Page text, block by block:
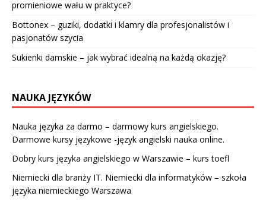
promieniowe wału w praktyce?
Bottonex – guziki, dodatki i klamry dla profesjonalistów i
pasjonatów szycia
Sukienki damskie – jak wybrać idealną na każdą okazję?
NAUKA JĘZYKÓW
Nauka języka za darmo – darmowy kurs angielskiego.
Darmowe kursy językowe -język angielski nauka online.
Dobry kurs języka angielskiego w Warszawie – kurs toefl
Niemiecki dla branży IT. Niemiecki dla informatyków – szkoła
języka niemieckiego Warszawa